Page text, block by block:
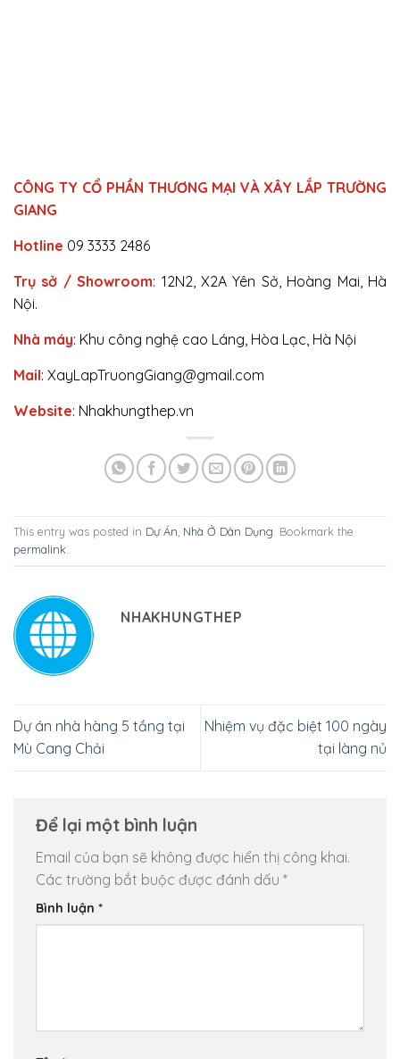
CÔNG TY CỔ PHẦN THƯƠNG MẠI VÀ XÂY LẮP TRƯỜNG
GIANG
Hotline 09 3333 2486
Trụ sở / Showroom: 12N2, X2A Yên Sở, Hoàng Mai, Hà
Nội.
Nhà máy: Khu công nghệ cao Láng, Hòa Lạc, Hà Nội
Mail: XayLapTruongGiang@gmail.com
Website: Nhakhungthep.vn
This entry was posted in Dự Án, Nhà Ở Dân Dụng. Bookmark the
permalink.
NHAKHUNGTHEP
Dự án nhà hàng 5 tầng tại
Mù Cang Chải
Nhiệm vụ đặc biệt 100 ngày
tại làng nủ
Để lại một bình luận
Email của bạn sẽ không được hiển thị công khai.
Các trường bắt buộc được đánh dấu *
Bình luận *